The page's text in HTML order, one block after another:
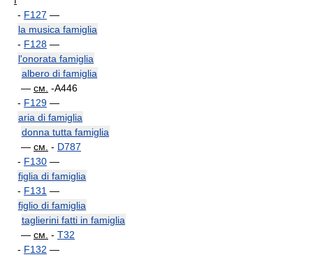
- F127 —
la musica famiglia
- F128 —
l'onorata famiglia
albero di famiglia
— см. -A446
- F129 —
aria di famiglia
donna tutta famiglia
— см. - D787
- F130 —
figlia di famiglia
- F131 —
figlio di famiglia
taglierini fatti in famiglia
— см. - T32
- F132 —